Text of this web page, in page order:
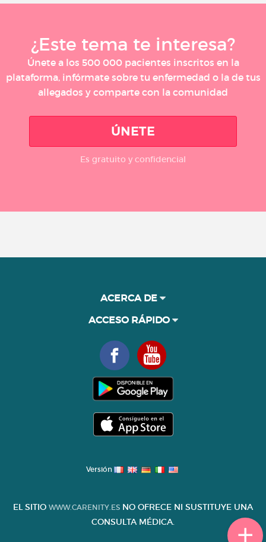
¿Este tema te interesa?
Únete a los 500 000 pacientes inscritos en la
plataforma, infórmate sobre tu enfermedad o la de tus
allegados y comparte con la comunidad
ÚNETE
Es gratuito y confidencial
ACERCA DE
ACCESO RÁPIDO
Versión
EL SITIO WWW.CARENITY.ES NO OFRECE NI SUSTITUYE UNA
CONSULTA MÉDICA.